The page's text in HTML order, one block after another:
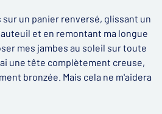
sur un panier renversé, glissant un
et en remontant ma longue
mes jambes au soleil sur toute
une tête complètement creuse,
bronzée. Mais cela ne m'aidera